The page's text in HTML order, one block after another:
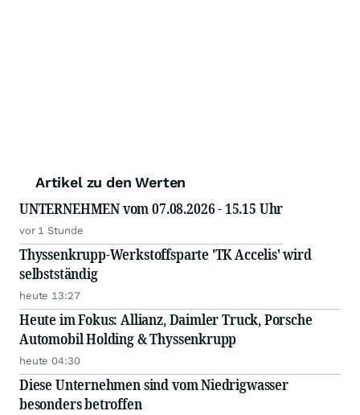
Artikel zu den Werten
UNTERNEHMEN vom 07.08.2026 - 15.15 Uhr
vor 1 Stunde
Thyssenkrupp-Werkstoffsparte 'TK Accelis' wird
selbstständig
heute 13:27
Heute im Fokus: Allianz, Daimler Truck, Porsche
Automobil Holding & Thyssenkrupp
heute 04:30
Diese Unternehmen sind vom Niedrigwasser
besonders betroffen